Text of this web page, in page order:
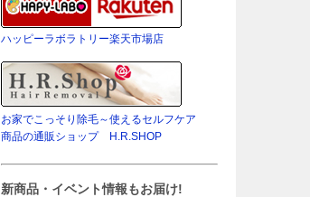
ハッピーラボラトリー楽天市場店
お家でこっそり除毛～使えるセルフケア
商品の通販ショップ H.R.SHOP
新商品・イベント情報もお届け!